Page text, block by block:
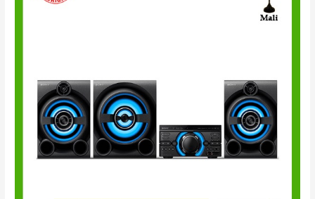
Bluetooth
lumière